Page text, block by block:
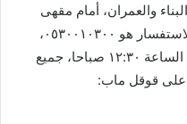
والعمران، أمام مقهى
الفصل الثالث. رقم الجوال للحجز والاستفسار هو ٠٥٣٠٠١٠٣٠٠،
أوقات العمل من الساعة ١ مساء إلى الساعة ١٢:٣٠ صباحا، جميع
على قوقل ماب: